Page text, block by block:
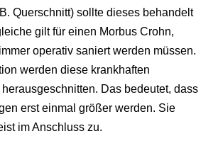
Querschnitt) sollte dieses behandelt
gilt für einen Morbus Crohn,
operativ saniert werden müssen.
werden diese krankhaften
Das bedeutet, dass
erst einmal größer werden. Sie
im Anschluss zu.